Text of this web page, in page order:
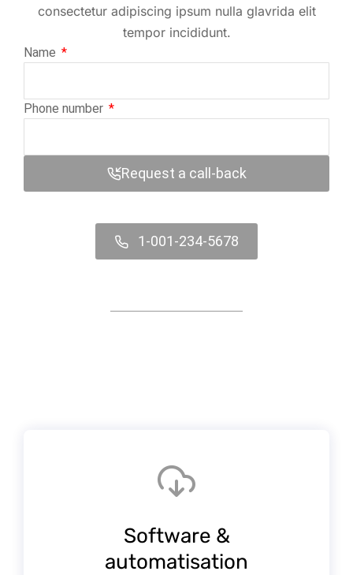
consectetur adipiscing ipsum nulla glavrida elit
tempor incididunt.
Name
Phone number
Request a call-back
1-001-234-5678
Software &
automatisation